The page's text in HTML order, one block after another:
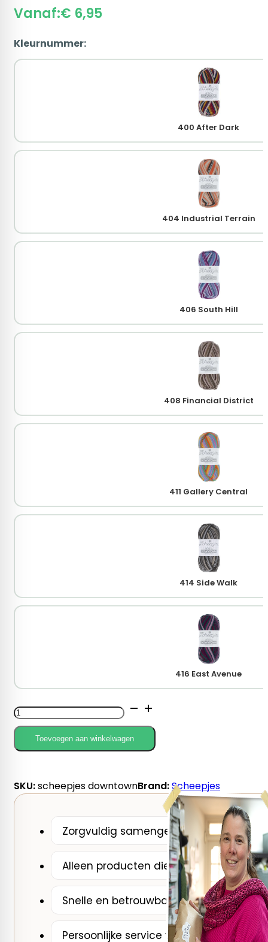
Vanaf:€ 6,95
Kleurnummer:
400 After Dark
404 Industrial Terrain
406 South Hill
408 Financial District
411 Gallery Central
414 Side Walk
416 East Avenue
Scheepjes
Downtown
aantalToevoegen aan winkelwagen
SKU:scheepjes downtownBrand:Scheepjes
Zorgvuldig samengesteld door De
Alleen producten die wij zelf zouden
Snelle en betrouwbare verzending
Persoonlijke service van een